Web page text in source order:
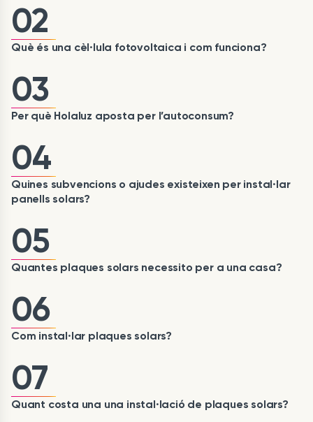
02
Què és una cèl·lula fotovoltaica i com funciona?
03
Per què Holaluz aposta per l’autoconsum?
04
Quines subvencions o ajudes existeixen per instal·lar
panells solars?
05
Quantes plaques solars necessito per a una casa?
06
Com instal·lar plaques solars?
07
Quant costa una una instal·lació de plaques solars?